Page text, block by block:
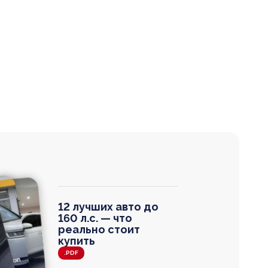
12 лучших авто до
160 л.с. — что
реально стоит
купить
.PDF